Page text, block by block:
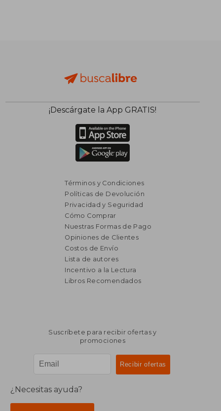
$ 1.186
¡Descárgate la App GRATIS!
Términos y Condiciones
Políticas de Devolución
Privacidad y Seguridad
Cómo Comprar
Nuestras Formas de Pago
Opiniones de Clientes
Costos de Envío
Lista de autores
Incentivo a la Lectura
Libros Recomendados
Suscríbete para recibir ofertas y
promociones
¿Necesitas ayuda?